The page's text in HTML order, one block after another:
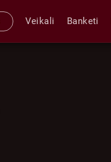
Veikali Banketi